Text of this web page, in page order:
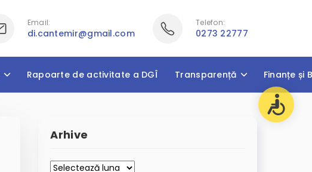
Email:
di.cantemir@gmail.com
Telefon:
0273 22777
Rapoarte de activitate a DGÎ Transparență Finanțe și
Arhive
Arhive